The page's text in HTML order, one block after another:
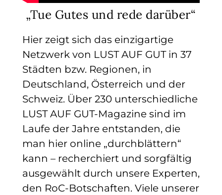
„Tue Gutes und rede darüber“
Hier zeigt sich das einzigartige
Netzwerk von LUST AUF GUT in 37
Städten bzw. Regionen, in
Deutschland, Österreich und der
Schweiz. Über 230 unterschiedliche
LUST AUF GUT-Magazine sind im
Laufe der Jahre entstanden, die
man hier online „durchblättern“
kann – recherchiert und sorgfältig
ausgewählt durch unsere Experten,
den RoC-Botschaften. Viele unserer